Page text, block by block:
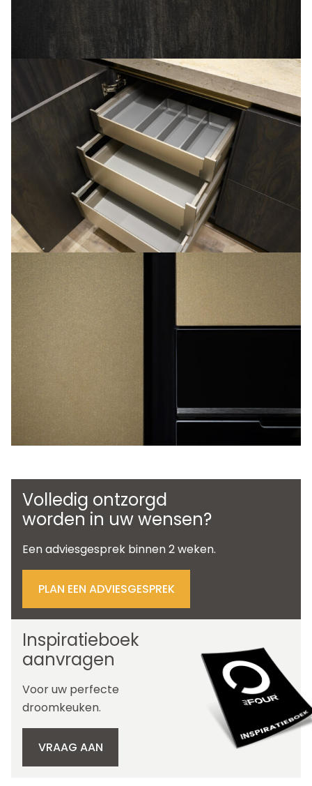
Volledig ontzorgd
worden in uw wensen?
Een adviesgesprek binnen 2 weken.
PLAN EEN ADVIESGESPREK
Inspiratieboek
aanvragen
Voor uw perfecte
droomkeuken.
VRAAG AAN